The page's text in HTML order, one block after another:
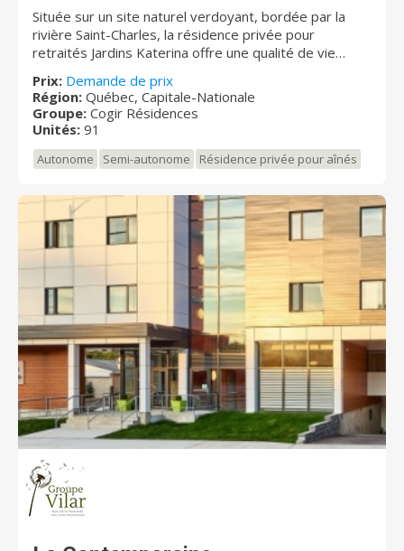
Située sur un site naturel verdoyant, bordée par la
rivière Saint-Charles, la résidence privée pour
retraités Jardins Katerina offre une qualité de vie
perte d’autonomie. La résidence propose un milieu
dynamique, confortable et sécuritaire avec des
appartements lumineux. Vous tomberez sous le
Prix: Demande de prix
Région: Québec, Capitale-Nationale
Groupe: Cogir Résidences
Unités: 91
Autonome Semi-autonome Résidence privée pour aînés